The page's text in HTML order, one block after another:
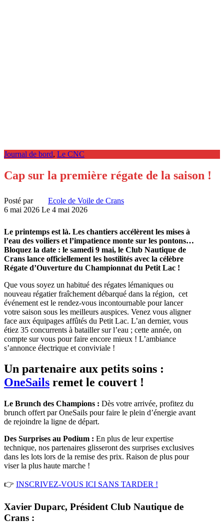
Journal de bord, Le CNC
Cap sur la première régate de la saison !
Posté par
Ecole de Voile de Crans
6 mai 2026 Le 4 mai 2026
Le printemps est là. Les chantiers accélèrent les mises à
l’eau des voiliers et l’impatience monte sur les pontons…
Bloquez la date : le samedi 9 mai, le Club Nautique de
Crans lance officiellement les hostilités avec la célèbre
Régate d’Ouverture du Championnat du Petit Lac !
Que vous soyez un habitué des régates lémaniques ou
nouveau régatier fraîchement débarqué dans la région, cet
événement est le rendez-vous incontournable pour lancer
votre saison sous les meilleurs auspices. Venez vous aligner
face aux équipages affûtés du Petit Lac. L’an dernier, vous
étiez 35 concurrents à batailler sur l’eau ; cette année, on
compte sur vous pour faire encore mieux ! L’ambiance
s’annonce électrique et conviviale !
Un partenaire aux petits soins :
OneSails remet le couvert !
Le Brunch des Champions : Dès votre arrivée, profitez du
brunch offert par OneSails pour faire le plein d’énergie avant
de rejoindre la ligne de départ.
Des Surprises au Podium : En plus de leur expertise
technique, nos partenaires glisseront des surprises exclusives
dans les lots lors de la remise des prix. Raison de plus pour
viser la plus haute marche !
👉 INSCRIVEZ-VOUS ICI SANS TARDER !
Xavier Duparc, Président Club Nautique de
Crans :